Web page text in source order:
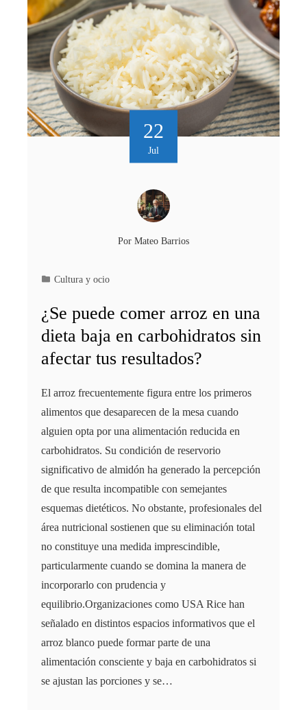
22
Jul
Por Mateo Barrios
Cultura y ocio
¿Se puede comer arroz en una
dieta baja en carbohidratos sin
afectar tus resultados?
El arroz frecuentemente figura entre los primeros
alimentos que desaparecen de la mesa cuando
alguien opta por una alimentación reducida en
carbohidratos. Su condición de reservorio
significativo de almidón ha generado la percepción
de que resulta incompatible con semejantes
esquemas dietéticos. No obstante, profesionales del
área nutricional sostienen que su eliminación total
no constituye una medida imprescindible,
particularmente cuando se domina la manera de
incorporarlo con prudencia y
equilibrio.Organizaciones como USA Rice han
señalado en distintos espacios informativos que el
arroz blanco puede formar parte de una
alimentación consciente y baja en carbohidratos si
se ajustan las porciones y se…